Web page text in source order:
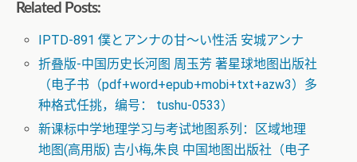
Related Posts:
IPTD-891 僕とアンナの甘～い性活 安城アンナ
折叠版-中国历史长河图 周玉芳 著星球地图出版社
（电子书（pdf+word+epub+mobi+txt+azw3）多
种格式任挑，编号： tushu-0533）
新课标中学地理学习与考试地图系列：区域地理
地图(高用版) 吉小梅,朱良 中国地图出版社（电子